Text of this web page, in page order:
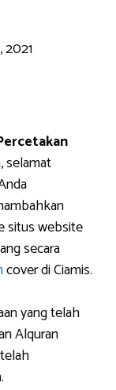
2021
selamat
situs website
secara
cover di Ciamis.
yang telah
Alquran